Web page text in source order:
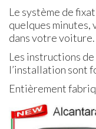
Le système de
quelques minutes,
dans votre voiture.
Les instructions
l’installation sont
Entièrement